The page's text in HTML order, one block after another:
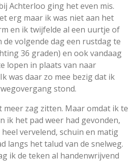
Achterloo ging het even mis.
erg maar ik was niet aan het
en ik twijfelde al een uurtje of
volgende dag een rustdag te
36 graden) en ook vandaag
lopen in plaats van naar
was daar zo mee bezig dat ik
stond.
zag zitten. Maar omdat ik te
ik het pad weer had gevonden,
vervelend, schuin en matig
langs het talud van de snelweg.
ik de teken al handenwrijvend